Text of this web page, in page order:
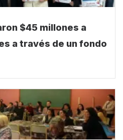
$45 millones a
a través de un fondo